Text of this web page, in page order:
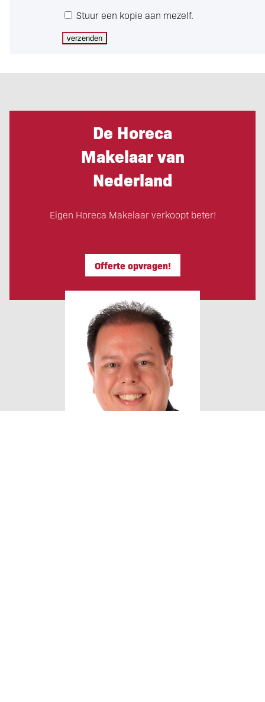
Stuur een kopie aan mezelf.
De Horeca
Makelaar van
Nederland
Eigen Horeca Makelaar verkoopt beter!
Offerte opvragen!